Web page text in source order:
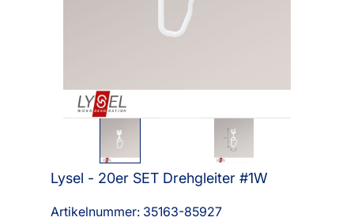
Lysel - 20er SET Drehgleiter #1W
Artikelnummer: 35163-85927